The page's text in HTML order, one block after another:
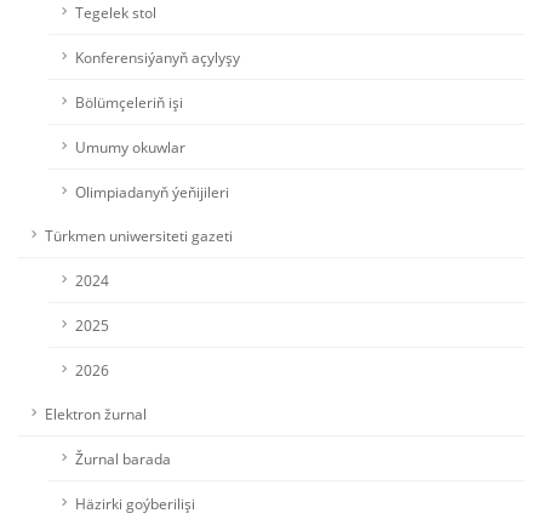
Tegelek stol
Konferensiýanyň açylyşy
Bölümçeleriň işi
Umumy okuwlar
Olimpiadanyň ýeňijileri
Türkmen uniwersiteti gazeti
2024
2025
2026
Elektron žurnal
Žurnal barada
Häzirki goýberilişi